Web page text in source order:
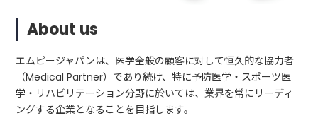
About us
エムピージャパンは、医学全般の顧客に対して恒久的な協力者
（Medical Partner）であり続け、特に予防医学・スポーツ医
学・リハビリテーション分野に於いては、業界を常にリーディ
ングする企業となることを目指します。